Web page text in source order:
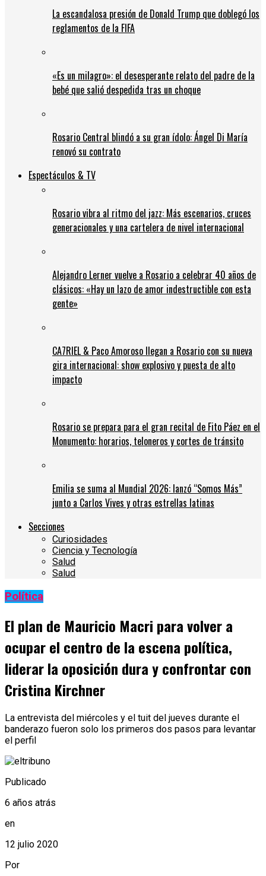
La escandalosa presión de Donald Trump que doblegó los
reglamentos de la FIFA
«Es un milagro»: el desesperante relato del padre de la
bebé que salió despedida tras un choque
Rosario Central blindó a su gran ídolo: Ángel Di María
renovó su contrato
Espectáculos & TV
Rosario vibra al ritmo del jazz: Más escenarios, cruces
generacionales y una cartelera de nivel internacional
Alejandro Lerner vuelve a Rosario a celebrar 40 años de
clásicos: «Hay un lazo de amor indestructible con esta
gente»
CA7RIEL & Paco Amoroso llegan a Rosario con su nueva
gira internacional: show explosivo y puesta de alto
impacto
Rosario se prepara para el gran recital de Fito Páez en el
Monumento: horarios, teloneros y cortes de tránsito
Emilia se suma al Mundial 2026: lanzó “Somos Más”
junto a Carlos Vives y otras estrellas latinas
Secciones
Curiosidades
Ciencia y Tecnología
Salud
Salud
Política
El plan de Mauricio Macri para volver a
ocupar el centro de la escena política,
liderar la oposición dura y confrontar con
Cristina Kirchner
La entrevista del miércoles y el tuit del jueves durante el
banderazo fueron solo los primeros dos pasos para levantar
el perfil
Publicado
6 años atrás
en
12 julio 2020
Por